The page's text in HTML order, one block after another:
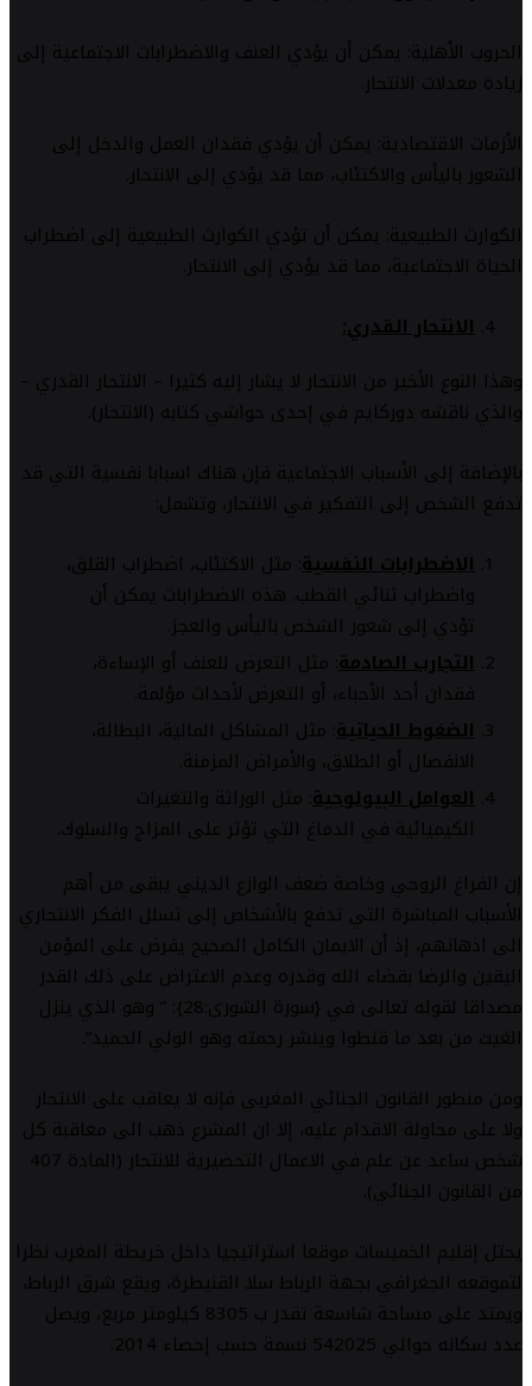
الحروب الأهلية: يمكن أن يؤدي العنف والاضطرابات الاجتماعية إلى
زيادة معدلات الانتحار.
الأزمات الاقتصادية: يمكن أن يؤدي فقدان العمل والدخل إلى
الشعور باليأس والاكتئاب، مما قد يؤدي إلى الانتحار.
الكوارث الطبيعية: يمكن أن تؤدي الكوارث الطبيعية إلى اضطراب
الحياة الاجتماعية، مما قد يؤدي إلى الانتحار.
الانتحار القدري:
وهذا النوع الأخير من الانتحار لا يشار إليه كثيرا – الانتحار القدري –
والذي ناقشه دوركايم في إحدى حواشي كتابه (الانتحار).
بالإضافة إلى الأسباب الاجتماعية فإن هناك اسبابا نفسية التي قد
تدفع الشخص إلى التفكير في الانتحار، وتشمل:
الاضطرابات النفسية : مثل الاكتئاب، اضطراب القلق،
واضطراب ثنائي القطب. هذه الاضطرابات يمكن أن
تؤدي إلى شعور الشخص باليأس والعجز.
التجارب الصادمة : مثل التعرض للعنف أو الإساءة،
فقدان أحد الأحباء، أو التعرض لأحداث مؤلمة.
الضغوط الحياتية : مثل المشاكل المالية، البطالة،
الانفصال أو الطلاق، والأمراض المزمنة.
العوامل البيولوجية : مثل الوراثة والتغيرات
الكيميائية في الدماغ التي تؤثر على المزاج والسلوك.
إن الفراغ الروحي وخاصة ضعف الوازع الديني يبقى من أهم
الأسباب المباشرة التي تدفع بالأشخاص إلى تسلل الفكر الانتحاري
الى اذهانهم، إذ أن الايمان الكامل الصحيح يفرض على المؤمن
اليقين والرضا بقضاء الله وقدره وعدم الاعتراض على ذلك القدر
مصداقا لقوله تعالى في {سورة الشورى:28}: ” وهو الذي ينزل
الغيث من بعد ما قنطوا وينشر رحمته وهو الولي الحميد”.
ومن منطور القانون الجنائي المغربي فإنه لا يعاقب على الانتحار
ولا على محاولة الاقدام عليه، إلا ان المشرع ذهب الى معاقبة كل
شخص ساعد عن علم في الاعمال التحضيرية للانتحار (المادة 407
من القانون الجنائي).
يحتل إقليم الخميسات موقعا استراتيجيا داخل خريطة المغرب نظرا
لتموقعه الجغرافي بجهة الرباط سلا القنيطرة، ويقع شرق الرباط،
ويمتد على مساحة شاسعة تقدر ب 8305 كيلومتر مربع، ويصل
عدد سكانه حوالي 542025 نسمة حسب إحصاء 2014.